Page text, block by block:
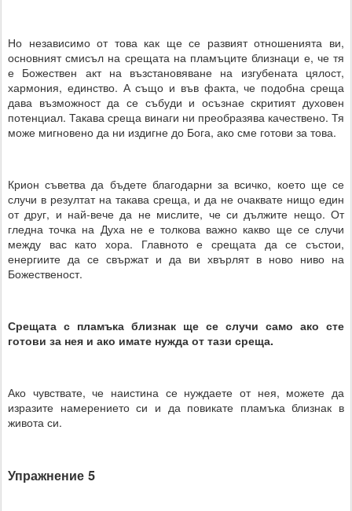
Но независимо от това как ще се развият отношенията ви,
основният смисъл на срещата на пламъците близнаци е, че тя
е Божествен акт на възстановяване на изгубената цялост,
хармония, единство. А също и във факта, че подобна среща
дава възможност да се събуди и осъзнае скритият духовен
потенциал. Такава среща винаги ни преобразява качествено. Тя
може мигновено да ни издигне до Бога, ако сме готови за това.
Крион съветва да бъдете благодарни за всичко, което ще се
случи в резултат на такава среща, и да не очаквате нищо един
от друг, и най-вече да не мислите, че си дължите нещо. От
гледна точка на Духа не е толкова важно какво ще се случи
между вас като хора. Главното е срещата да се състои,
енергиите да се свържат и да ви хвърлят в ново ниво на
Божественост.
Срещата с пламъка близнак ще се случи само ако сте
готови за нея и ако имате нужда от тази среща.
Ако чувствате, че наистина се нуждаете от нея, можете да
изразите намерението си и да повикате пламъка близнак в
живота си.
Упражнение 5